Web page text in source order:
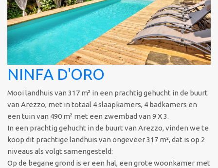
NINFA D'ORO
Mooi landhuis van 317 m² in een prachtig gehucht in de buurt
van Arezzo, met in totaal 4 slaapkamers, 4 badkamers en
een tuin van 490 m² met een zwembad van 9 X 3.
In een prachtig gehucht in de buurt van Arezzo, vinden we te
koop dit prachtige landhuis van ongeveer 317 m², dat is op 2
niveaus als volgt samengesteld:
Op de begane grond is er een hal, een grote woonkamer met